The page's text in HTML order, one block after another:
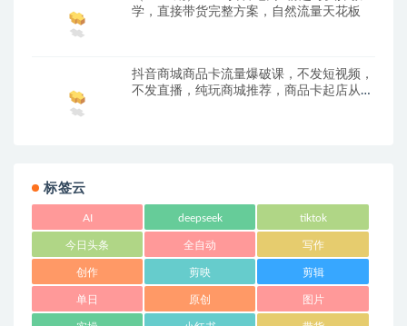
学，直接带货完整方案，自然流量天花板
抖音商城商品卡流量爆破课，不发短视频，
不发直播，纯玩商城推荐，商品卡起店从0-
标签云
AI deepseek tiktok
今日头条 全自动 写作
创作 剪映 剪辑
单日 原创 图片